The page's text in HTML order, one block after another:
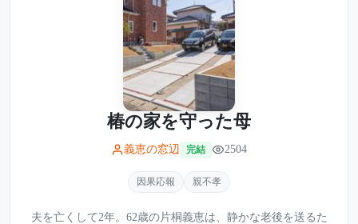
椿の家を守った母
義恵の窓辺 完結 2504
因果応報 親不孝
夫を亡くして2年。62歳の片桐義恵は、静かな老後を送るた